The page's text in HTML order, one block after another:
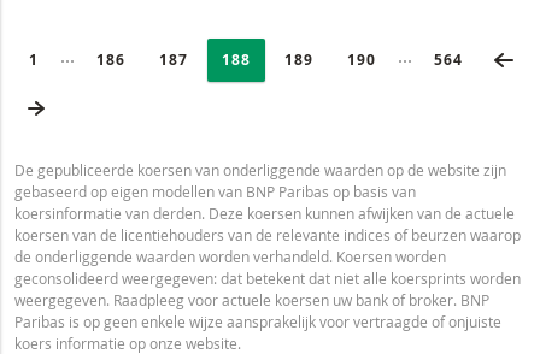
PAGE
1 Ingeklapte pagina’s
PAGINA
186 PAGINA
187 Selected:
PAGINA
188 PAGINA
189 PAGINA
190 Ingeklapte
LAATSTE
564
De gepubliceerde koersen van onderliggende waarden op de website zijn
gebaseerd op eigen modellen van BNP Paribas op basis van
koersinformatie van derden. Deze koersen kunnen afwijken van de actuele
koersen van de licentiehouders van de relevante indices of beurzen waarop
de onderliggende waarden worden verhandeld. Koersen worden
geconsolideerd weergegeven: dat betekent dat niet alle koersprints worden
weergegeven. Raadpleeg voor actuele koersen uw bank of broker. BNP
Paribas is op geen enkele wijze aansprakelijk voor vertraagde of onjuiste
koers informatie op onze website.